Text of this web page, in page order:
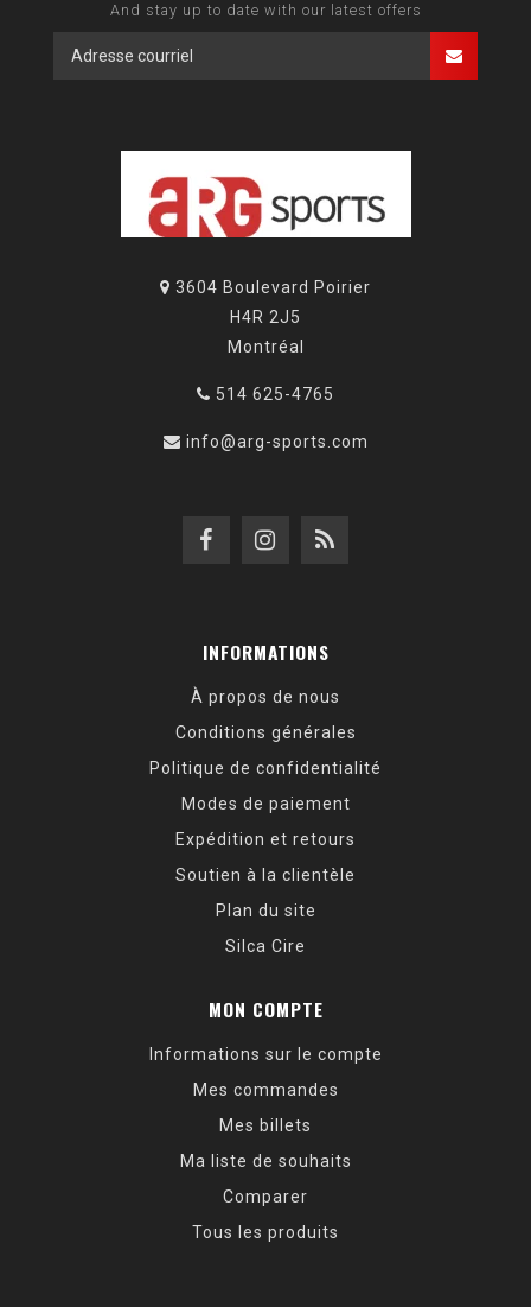
And stay up to date with our latest offers
3604 Boulevard Poirier
H4R 2J5
Montréal
514 625-4765
info@arg-sports.com
INFORMATIONS
À propos de nous
Conditions générales
Politique de confidentialité
Modes de paiement
Expédition et retours
Soutien à la clientèle
Plan du site
Silca Cire
MON COMPTE
Informations sur le compte
Mes commandes
Mes billets
Ma liste de souhaits
Comparer
Tous les produits